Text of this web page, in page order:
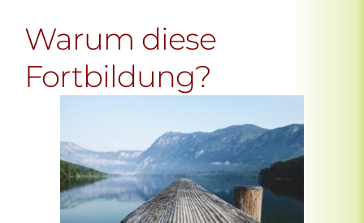
Warum diese
Fortbildung?